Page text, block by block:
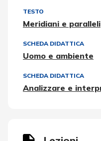
TESTO
Meridiani e paralleli
SCHEDA DIDATTICA
Uomo e ambiente
SCHEDA DIDATTICA
Analizzare e